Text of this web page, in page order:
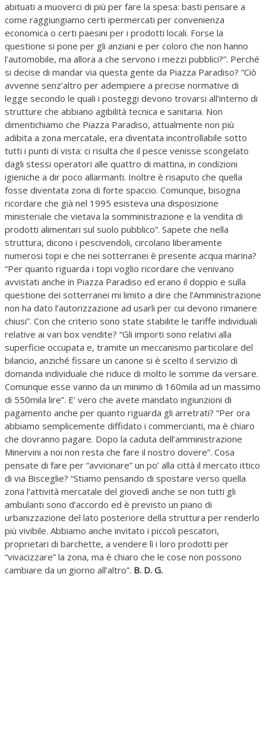
abituati a muoverci di più per fare la spesa: basti pensare a
come raggiungiamo certi ipermercati per convenienza
economica o certi paesini per i prodotti locali. Forse la
questione si pone per gli anziani e per coloro che non hanno
l’automobile, ma allora a che servono i mezzi pubblici?”. Perché
si decise di mandar via questa gente da Piazza Paradiso? “Ciò
avvenne senz’altro per adempiere a precise normative di
legge secondo le quali i posteggi devono trovarsi all’interno di
strutture che abbiano agibilità tecnica e sanitaria. Non
dimentichiamo che Piazza Paradiso, attualmente non più
adibita a zona mercatale, era diventata incontrollabile sotto
tutti i punti di vista: ci risulta che il pesce venisse scongelato
dagli stessi operatori alle quattro di mattina, in condizioni
igieniche a dir poco allarmanti. Inoltre è risaputo che quella
fosse diventata zona di forte spaccio. Comunque, bisogna
ricordare che già nel 1995 esisteva una disposizione
ministeriale che vietava la somministrazione e la vendita di
prodotti alimentari sul suolo pubblico”. Sapete che nella
struttura, dicono i pescivendoli, circolano liberamente
numerosi topi e che nei sotterranei è presente acqua marina?
“Per quanto riguarda i topi voglio ricordare che venivano
avvistati anche in Piazza Paradiso ed erano il doppio e sulla
questione dei sotterranei mi limito a dire che l’Amministrazione
non ha dato l’autorizzazione ad usarli per cui devono rimanere
chiusi”. Con che criterio sono state stabilite le tariffe individuali
relative ai vari box vendite? “Gli importi sono relativi alla
superficie occupata e, tramite un meccanismo particolare del
bilancio, anziché fissare un canone si è scelto il servizio di
domanda individuale che riduce di molto le somme da versare.
Comunque esse vanno da un minimo di 160mila ad un massimo
di 550mila lire”. E’ vero che avete mandato ingiunzioni di
pagamento anche per quanto riguarda gli arretrati? “Per ora
abbiamo semplicemente diffidato i commercianti, ma è chiaro
che dovranno pagare. Dopo la caduta dell’amministrazione
Minervini a noi non resta che fare il nostro dovere”. Cosa
pensate di fare per “avvicinare” un po’ alla città il mercato ittico
di via Bisceglie? “Stiamo pensando di spostare verso quella
zona l’attività mercatale del giovedì anche se non tutti gli
ambulanti sono d’accordo ed è previsto un piano di
urbanizzazione del lato posteriore della struttura per renderlo
più vivibile. Abbiamo anche invitato i piccoli pescatori,
proprietari di barchette, a vendere lì i loro prodotti per
“vivacizzare” la zona, ma è chiaro che le cose non possono
cambiare da un giorno all’altro”. B. D. G.